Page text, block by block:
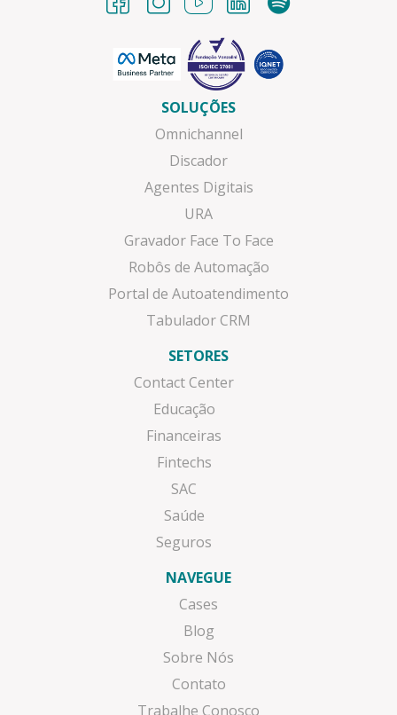
SOLUÇÕES
Omnichannel
Discador
Agentes Digitais
URA
Gravador Face To Face
Robôs de Automação
Portal de Autoatendimento
Tabulador CRM
SETORES
Contact Center
Educação
Financeiras
Fintechs
SAC
Saúde
Seguros
NAVEGUE
Cases
Blog
Sobre Nós
Contato
Trabalhe Conosco